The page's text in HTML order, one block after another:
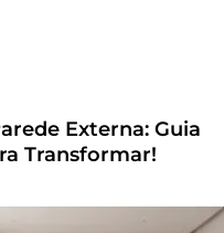
Externa: Guia
Transformar!